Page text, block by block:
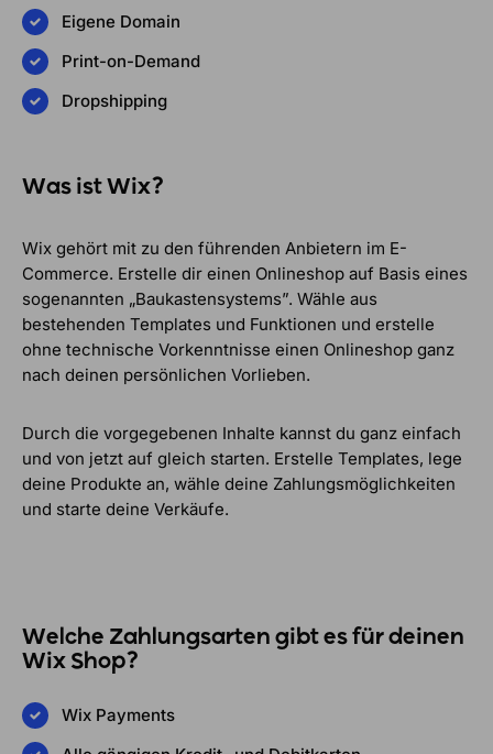
Was ist Wix?
Wix gehört mit zu den führenden Anbietern im E-
Commerce. Erstelle dir einen Onlineshop auf Basis eines
sogenannten „Baukastensystems”. Wähle aus
bestehenden Templates und Funktionen und erstelle
ohne technische Vorkenntnisse einen Onlineshop ganz
nach deinen persönlichen Vorlieben.
Durch die vorgegebenen Inhalte kannst du ganz einfach
und von jetzt auf gleich starten. Erstelle Templates, lege
deine Produkte an, wähle deine Zahlungsmöglichkeiten
und starte deine Verkäufe.
Eigene Domain
Print-on-Demand
Dropshipping
Welche Zahlungsarten gibt es für deinen
Wix Shop?
Wix Payments